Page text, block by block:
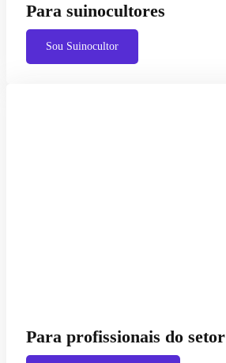
Para suinocultores
Sou Suinocultor
Para profissionais do setor